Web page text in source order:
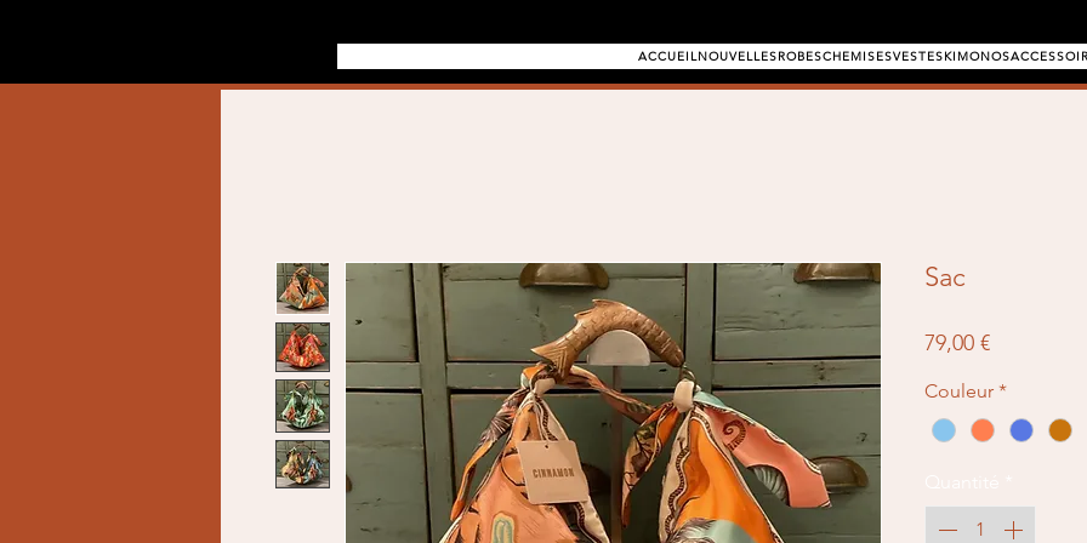
ACCUEILNOUVELLESROBESCHEMISESVESTESKIMONOS
Sac
79,00 €Prix
Couleur *